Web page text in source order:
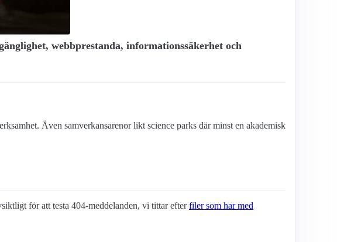
webbprestanda, informationssäkerhet och
Även samverkans­arenor likt science parks där minst en akademisk
för att testa 404-meddelanden, vi tittar efterfiler som har med